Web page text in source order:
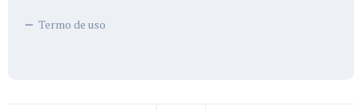
Termo de uso